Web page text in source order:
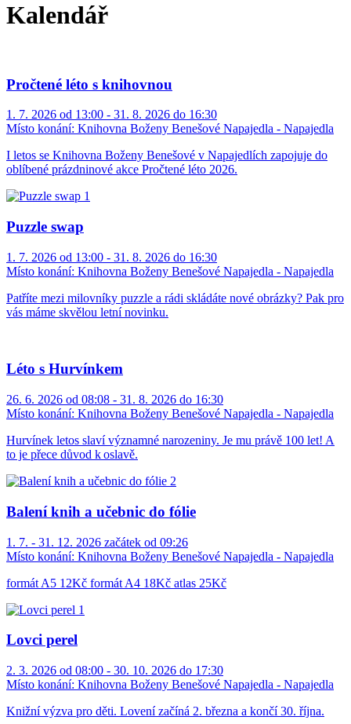
Kalendář
Pročtené léto s knihovnou
1. 7. 2026 od 13:00 - 31. 8. 2026 do 16:30
Místo konání: Knihovna Boženy Benešové Napajedla - Napajedla
I letos se Knihovna Boženy Benešové v Napajedlích zapojuje do
oblíbené prázdninové akce Pročtené léto 2026.
Puzzle swap
1. 7. 2026 od 13:00 - 31. 8. 2026 do 16:30
Místo konání: Knihovna Boženy Benešové Napajedla - Napajedla
Patříte mezi milovníky puzzle a rádi skládáte nové obrázky? Pak pro
vás máme skvělou letní novinku.
Léto s Hurvínkem
26. 6. 2026 od 08:08 - 31. 8. 2026 do 16:30
Místo konání: Knihovna Boženy Benešové Napajedla - Napajedla
Hurvínek letos slaví významné narozeniny. Je mu právě 100 let! A
to je přece důvod k oslavě.
Balení knih a učebnic do fólie
1. 7. - 31. 12. 2026 začátek od 09:26
Místo konání: Knihovna Boženy Benešové Napajedla - Napajedla
formát A5 12Kč formát A4 18Kč atlas 25Kč
Lovci perel
2. 3. 2026 od 08:00 - 30. 10. 2026 do 17:30
Místo konání: Knihovna Boženy Benešové Napajedla - Napajedla
Knižní výzva pro děti. Lovení začíná 2. března a končí 30. října.